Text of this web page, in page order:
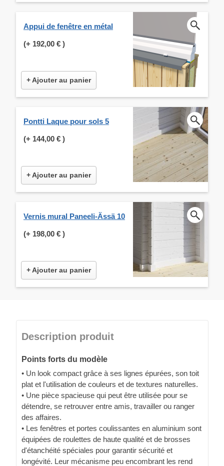
Appui de fenêtre en métal
(+ 192,00 € )
+ Ajouter au panier
Pontti Laque pour sols 5
(+ 144,00 € )
+ Ajouter au panier
Vernis mural Paneeli-Ässä 10
(+ 198,00 € )
+ Ajouter au panier
Description produit
Points forts du modèle
• Un look compact grâce à ses lignes épurées, son toit
plat et l'utilisation de couleurs et de textures naturelles.
• Une pièce spacieuse qui peut être utilisée pour se
détendre, se retrouver entre amis, travailler ou ranger
des affaires.
• Les fenêtres et portes coulissantes en aluminium sont
équipées de roulettes de haute qualité et de brosses
d'étanchéité spéciales pour garantir sécurité et
longévité. Leur mécanisme peu encombrant les rend